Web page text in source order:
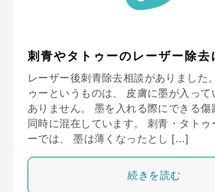
刺青やタトゥーのレーザー除去
レーザー後刺青除去相談がありました
ゥーというものは、 皮膚に墨が入って
ありません。 墨を入れる際にできる傷
同時に混在しています。 刺青・タトゥ
ーでは、 墨は薄くなったとし […]
続きを読む